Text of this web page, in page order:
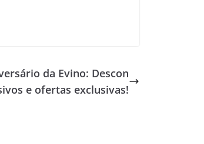
da Evino: Descon
e ofertas exclusivas!